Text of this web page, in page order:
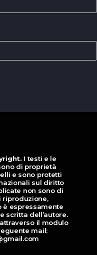
I testi e le
di proprietà
e sono protetti
sul diritto
non sono di
riproduzione,
è espressamente
scritta dell’autore.
il modulo
mail: